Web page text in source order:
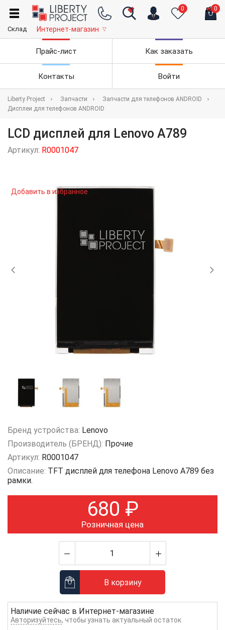
0 0
Склад Интернет-магазин ▽
Прайс-лист Как заказать
Контакты Войти
Liberty Project Запчасти
Запчасти для телефонов ANDROID
Дисплеи для телефонов ANDROID
LCD дисплей для Lenovo A789
Артикул: R0001047
Добавить в избранное
Бренд устройства: Lenovo
Производитель (БРЕНД): Прочие
Артикул: R0001047
Описание: TFT дисплей для телефона Lenovo A789 без
рамки.
680 ₽
Розничная цена
В корзину
Наличие сейчас в Интернет-магазине
Авторизуйтесь, чтобы узнать актуальный остаток